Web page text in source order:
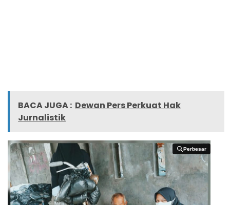
BACA JUGA : Dewan Pers Perkuat Hak
Jurnalistik
Perbesar
Perbesar